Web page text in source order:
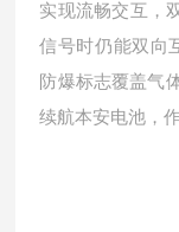
实现流畅交互，
信号时仍能双向
防爆标志覆盖气
续航本安电池，